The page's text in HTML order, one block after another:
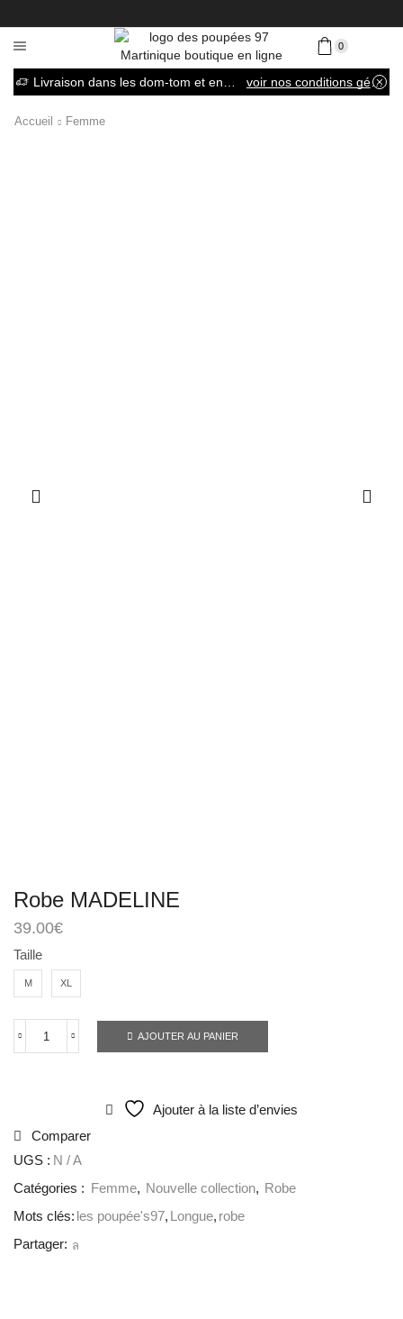
0
voir nos conditions générales de vente
Accueil Femme
Robe MADELINE
39.00€
Taille
M XL
AJOUTER AU PANIER
Ajouter à la liste d’envies
Comparer
UGS : N / A
Catégories :
Femme, Nouvelle collection, Robe
Mots clés: les poupée's97, Longue, robe
Partager: